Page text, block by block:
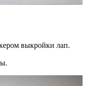
выкройки лап.